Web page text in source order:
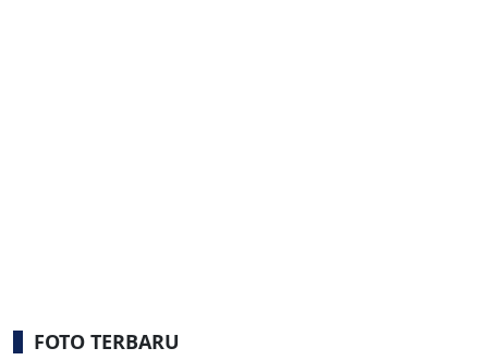
FOTO TERBARU